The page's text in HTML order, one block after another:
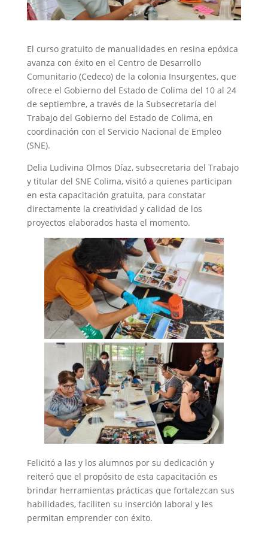
El curso gratuito de manualidades en resina epóxica
avanza con éxito en el Centro de Desarrollo
Comunitario (Cedeco) de la colonia Insurgentes, que
ofrece el Gobierno del Estado de Colima del 10 al 24
de septiembre, a través de la Subsecretaría del
Trabajo del Gobierno del Estado de Colima, en
coordinación con el Servicio Nacional de Empleo
(SNE).
Delia Ludivina Olmos Díaz, subsecretaria del Trabajo
y titular del SNE Colima, visitó a quienes participan
en esta capacitación gratuita, para constatar
directamente la creatividad y calidad de los
proyectos elaborados hasta el momento.
Felicitó a las y los alumnos por su dedicación y
reiteró que el propósito de esta capacitación es
brindar herramientas prácticas que fortalezcan sus
habilidades, faciliten su inserción laboral y les
permitan emprender con éxito.